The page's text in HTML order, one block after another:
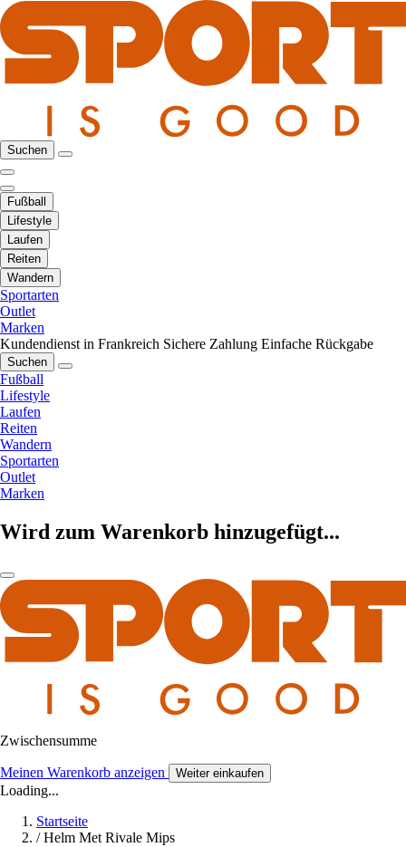
Suchen
Fußball
Lifestyle
Laufen
Reiten
Wandern
Sportarten
Outlet
Marken
Kundendienst in Frankreich Sichere Zahlung Einfache Rückgabe
Suchen
Fußball
Lifestyle
Laufen
Reiten
Wandern
Sportarten
Outlet
Marken
Wird zum Warenkorb hinzugefügt...
Zwischensumme
Meinen Warenkorb anzeigen Weiter einkaufen
Loading...
Startseite
/ Helm Met Rivale Mips